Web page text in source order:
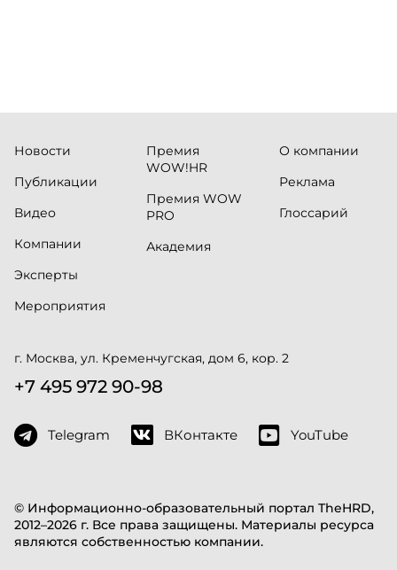
© Информационно-образовательный портал TheHRD,
2012–2026 г. Все права защищены. Материалы ресурса
являются собственностью компании.
Новости
Публикации
Видео
Компании
Эксперты
Мероприятия
Премия
WOW!HR
Премия WOW
PRO
Академия
О компании
Реклама
Глоссарий
г. Москва, ул. Кременчугская, дом 6, кор. 2
+7 495 972 90-98
Telegram ВКонтакте YouTube